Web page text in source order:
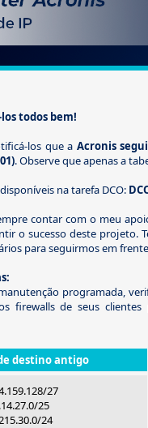
todos bem!
los que a Acronis
. Observe que apenas a
na tarefa DCO:
contar com o meu
o sucesso deste projeto.
para seguirmos em
programada,
firewalls de seus
destino antigo
27
25
24